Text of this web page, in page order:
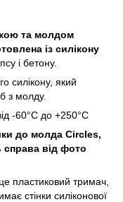
та молдом
із силікону
і бетону.
силікону, який
з молду.
-60°C до +250°C
до молда Circles,
справа від фото
пластиковий тримач,
стінки силіконової